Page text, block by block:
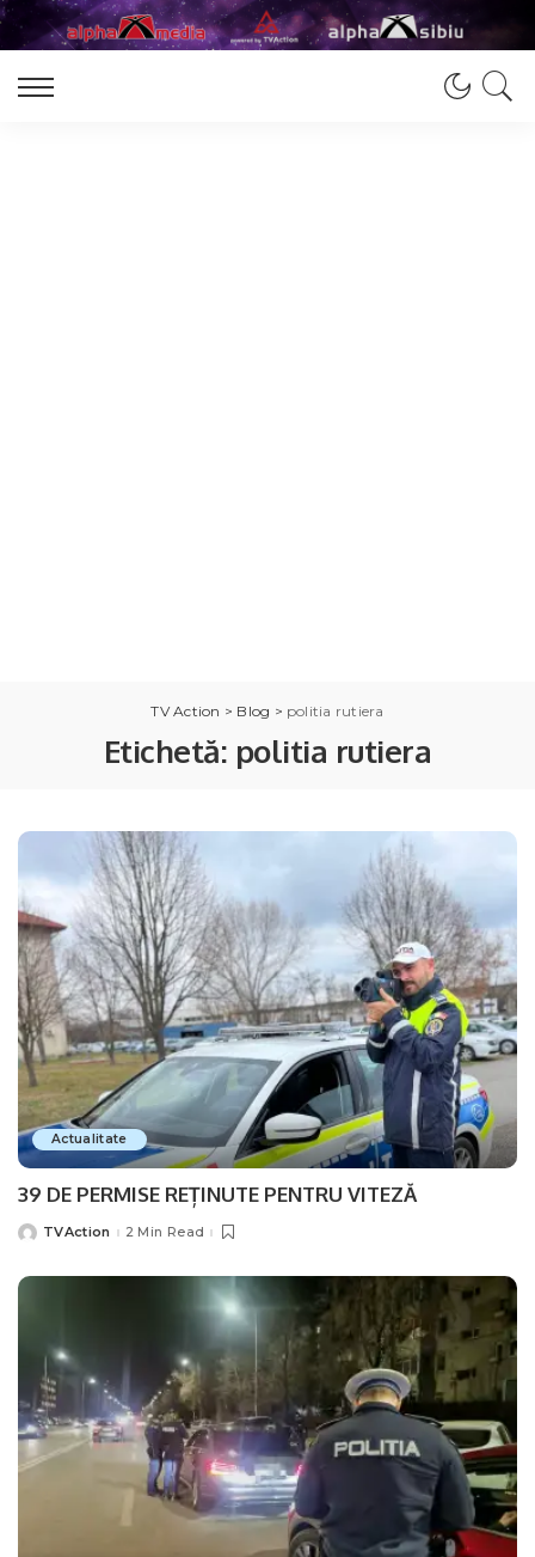
TV Action > Blog > politia rutiera
Etichetă: politia rutiera
Actualitate
39 DE PERMISE REȚINUTE PENTRU VITEZĂ
PostedTVAction 2 Min Read